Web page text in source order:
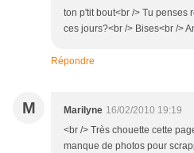
ton p'tit bout<br /> Tu penses
ces jours?<br /> Bises<br />
Répondre
M Marilyne 16/02/2010 19:19
<br /> Très chouette cette
manque de photos pour